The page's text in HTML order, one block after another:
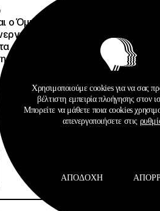
o Όμιλος Attica
τους με
ακτοπλοϊκά
Ευρωπαϊκής Κάρτας
για
4
Χρησιμοποιούμε cookies για να σας
βέλτιστη εμπειρία πλοήγησης στον
Μπορείτε να μάθετε ποια cookies
απενεργοποιήσετε στις
ΑΠΟΔΟΧΉ